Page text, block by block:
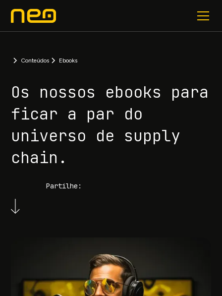
Conteúdos Ebooks
Os nossos ebooks para
ficar a par do
universo de supply
chain.
Partilhe: